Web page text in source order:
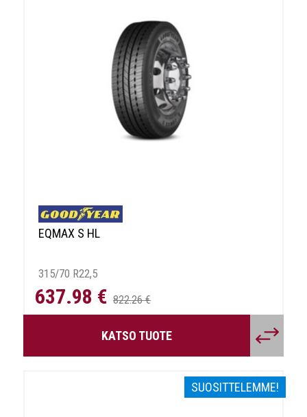
EQMAX S HL
315/70 R22,5
637.98 € 822.26 €
KATSO TUOTE
SUOSITTELEMME!